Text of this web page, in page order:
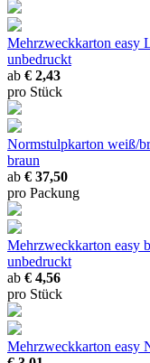
Mehrzweckkarton easy
unbedruckt
ab € 2,43
pro Stück
Normstulpkarton weiß/
braun
ab € 37,50
pro Packung
Mehrzweckkarton easy
unbedruckt
ab € 4,56
pro Stück
Mehrzweckkarton